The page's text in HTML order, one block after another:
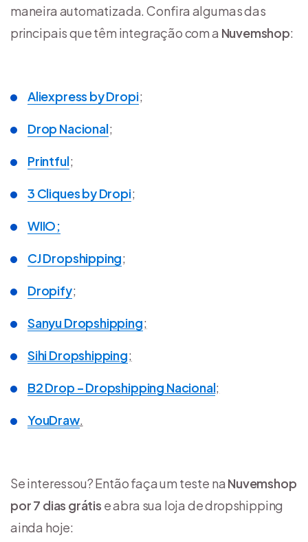
maneira automatizada. Confira algumas das
principais que têm integração com a Nuvemshop:
Aliexpress by Dropi;
Drop Nacional;
Printful;
3 Cliques by Dropi;
WIIO;
CJ Dropshipping;
Dropify;
Sanyu Dropshipping;
Sihi Dropshipping;
B2 Drop – Dropshipping Nacional;
YouDraw.
Se interessou? Então faça um teste na Nuvemshop
por 7 dias grátis e abra sua loja de dropshipping
ainda hoje: